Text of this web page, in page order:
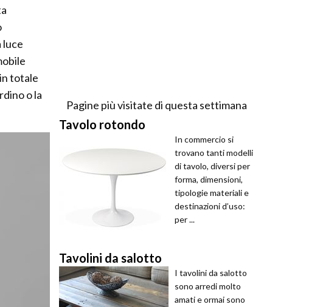
luce
totale
o la
Pagine più visitate di questa settimana
Tavolo rotondo
In commercio si
trovano tanti modelli
di tavolo, diversi per
forma, dimensioni,
tipologie materiali e
destinazioni d’uso:
per ...
Tavolini da salotto
I tavolini da salotto
sono arredi molto
amati e ormai sono